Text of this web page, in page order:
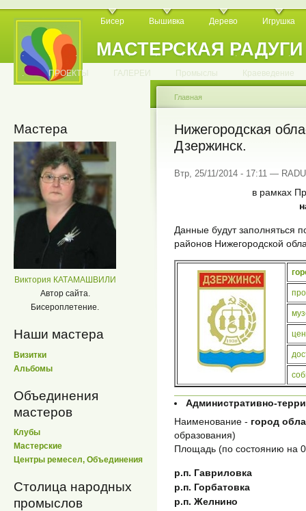
МАСТЕРСКАЯ РАДУГИ
Бисер Вышивка Дерево Игрушка
. . . . . . . . . . .
. ПРОЕКТЫ ГАЛЕРЕИ Промыслы Краеведение
Мастера
Виктория КАТАМАШВИЛИ
Автор сайта.
Бисероплетение.
Наши мастера
Визитки
Альбомы
Объединения
мастеров
Клубы
Мастерские
Центры ремесел, Объединения
Столица народных
промыслов
Главная
Нижегородская
Дзержинск.
Втр, 25/11/2014 - 17:11 —
в рамках
Данные будут заполняться
районов Нижегородской
Административно-
Наименование - город
образования)
Площадь (по состоянию на
р.п. Гавриловка
р.п. Горбатовка
р.п. Желнино